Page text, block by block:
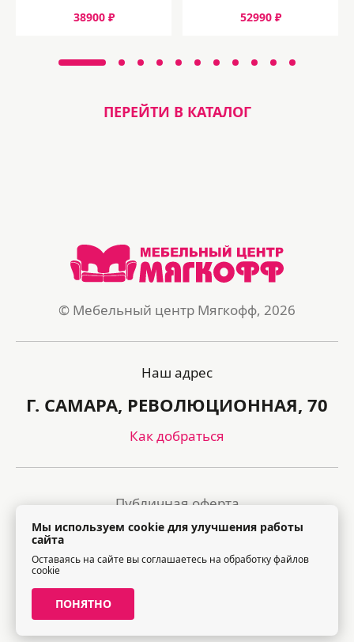
38900 ₽ 52990 ₽
ПЕРЕЙТИ В КАТАЛОГ
© Мебельный центр Мягкофф, 2026
Наш адрес
Г. САМАРА, РЕВОЛЮЦИОННАЯ, 70
Как добраться
Публичная оферта
Политика обработки персональных данных
Правила посещения торгового центра
Мы используем cookie для улучшения работы
сайта
Оставаясь на сайте вы соглашаетесь на обработку файлов
cookie
ПОНЯТНО